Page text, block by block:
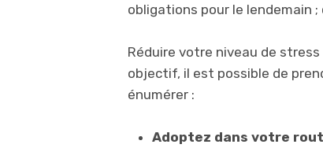
obligations pour le lendemain
Réduire votre niveau de
objectif, il est possible de
énumérer :
Adoptez dans votre